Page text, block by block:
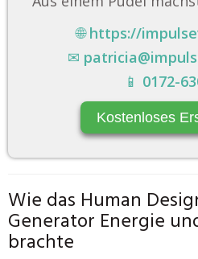
🌐https://
✉
📱 0172-
Kostenloses
Wie das Human
Generator Energie
brachte